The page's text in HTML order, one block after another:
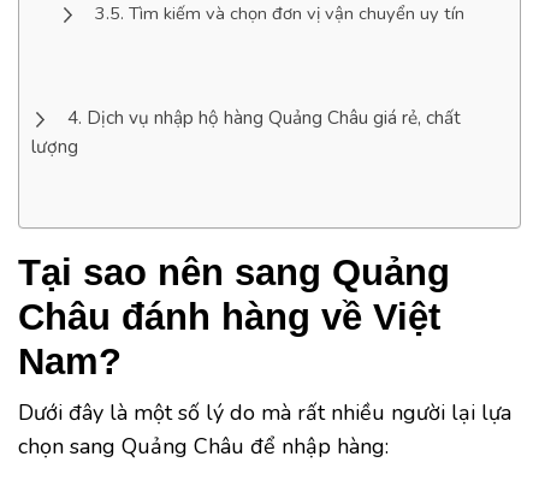
Tìm kiếm và chọn đơn vị vận chuyển uy tín
Dịch vụ nhập hộ hàng Quảng Châu giá rẻ, chất
lượng
Tại sao nên sang Quảng
Châu đánh hàng về Việt
Nam?
Dưới đây là một số lý do mà rất nhiều người lại lựa
chọn sang Quảng Châu để nhập hàng: